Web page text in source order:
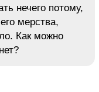
нечего потому,
мерства,
Как можно